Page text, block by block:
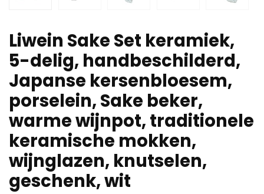
Liwein Sake Set keramiek,
5-delig, handbeschilderd,
Japanse kersenbloesem,
porselein, Sake beker,
warme wijnpot, traditionele
keramische mokken,
wijnglazen, knutselen,
geschenk, wit